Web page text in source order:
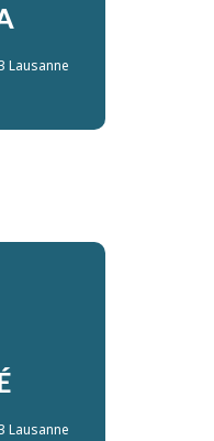
Lausanne
Lausanne